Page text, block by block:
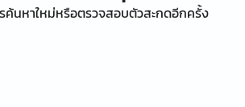
ค้นหาใหม่หรือตรวจสอบตัวสะกดอีกครั้ง